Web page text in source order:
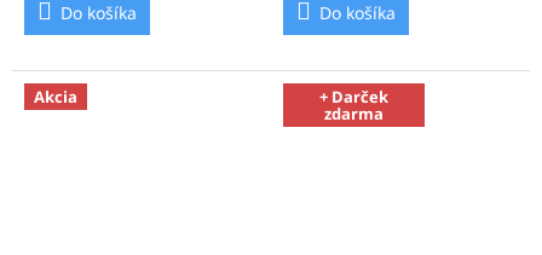
Do košíka Do košíka
Akcia + Darček
zdarma